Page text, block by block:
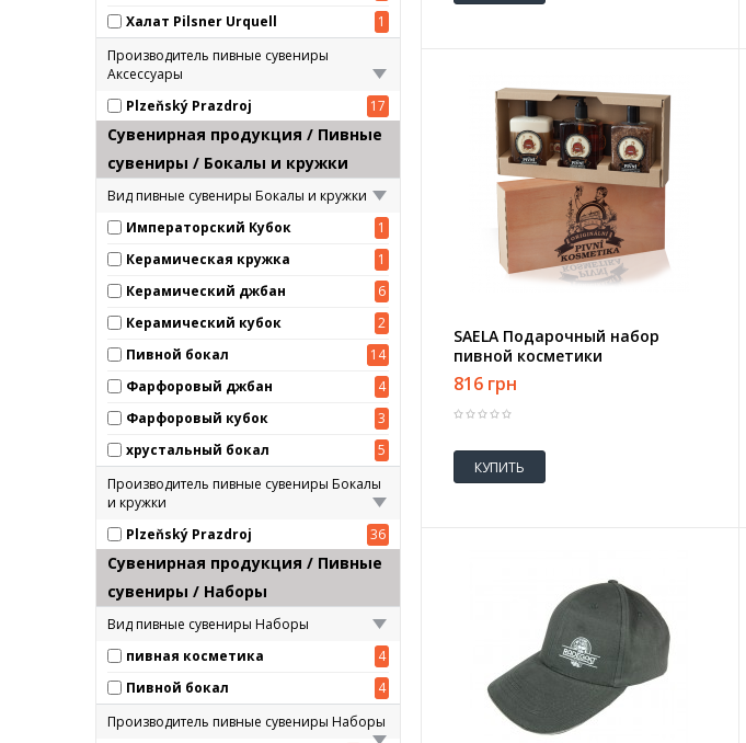
Халат Pilsner Urquell
1
Производитель пивные сувениры
Аксессуары
Plzeňský Prazdroj
17
Сувенирная продукция / Пивные
сувениры / Бокалы и кружки
Вид пивные сувениры Бокалы и кружки
Императорский Кубок
1
Керамическая кружка
1
Керамический джбан
6
Керамический кубок
2
Пивной бокал
14
Фарфоровый джбан
4
Фарфоровый кубок
3
хрустальный бокал
5
Производитель пивные сувениры Бокалы
и кружки
Plzeňský Prazdroj
36
Сувенирная продукция / Пивные
сувениры / Наборы
Вид пивные сувениры Наборы
пивная косметика
4
Пивной бокал
4
Производитель пивные сувениры Наборы
SAELA Подарочный набор
пивной косметики
816 грн
КУПИТЬ